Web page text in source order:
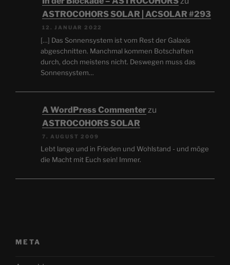
ASTROCOHORS SOLAR | ACSOLAR #293
12. JANUAR 2022
[…] Das Sonnensystem ist vom Rest der Galaxis
abgeschnitten. Manchmal kommen Botschaften
durch, doch meistens nicht. Deswegen muss das
Sonnensystem…
A WordPress Commenterzu
ASTROCOHORS SOLAR
7. AUGUST 2009
Lebt lange und in Frieden und Wohlstand - und möge
die Macht mit Euch sein! Immer.
META